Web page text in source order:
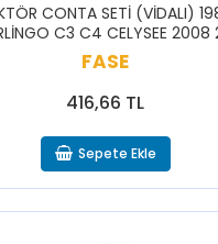
CONTA SETİ (VİDALI)
C3 C4 CELYSEE 2008
208 3008 301 307 308 PRTNR
FASE
416,66 TL
Sepete Ekle